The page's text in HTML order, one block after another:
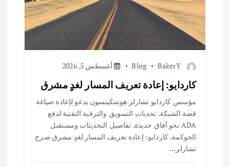
ت
BakerY
Blog أغسطس 5, 2026
كاردايو: إعادة تعريف المسار لغدٍ مشرق
مؤسس كاردايو تشارلز هوسكينسون يدعو لإعادة صياغة
قصة الشبكة. تحديات التسويق والترقية التقنية لدفع
ADA نحو آفاق جديدة. تفاصيل التحديثات ومستقبل
الحوكمة. كاردايو: إعادة تعريف المسار لغدٍ مشرق صرح
تشارلز…